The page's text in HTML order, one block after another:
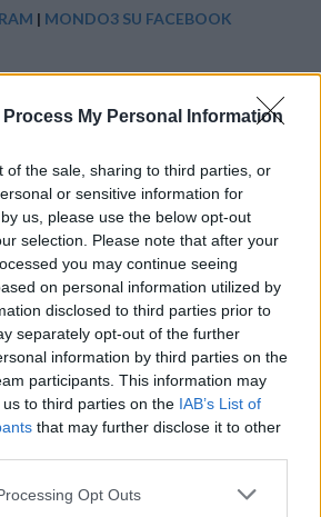
Process My Personal Information
of the sale, sharing to third parties, or
or sensitive information for
us, please use the below opt-out
selection. Please note that after your
you may continue seeing
on personal information utilized by
disclosed to third parties prior to
separately opt-out of the further
information by third parties on the
participants. This information may
to third parties on the IAB’s List of
that may further disclose it to other
Opt Outs
| MONDO3 SU FACEBOOK
l’adozione di ulteriori iniziative ,
le condotte dei principali operatori di
altri settori, caratterizzati dalle stesse
servizi .
LinkedIn Facebook
Telegram
Stampa Altro